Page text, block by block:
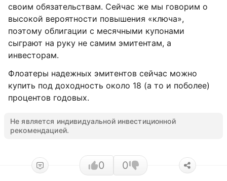
своим обязательствам. Сейчас же мы говорим о
высокой вероятности повышения «ключа»,
поэтому облигации с месячными купонами
сыграют на руку не самим эмитентам, а
инвесторам.
Флоатеры надежных эмитентов сейчас можно
купить под доходность около 18 (а то и поболее)
процентов годовых.
Не является индивидуальной инвестиционной
рекомендацией.
0 0